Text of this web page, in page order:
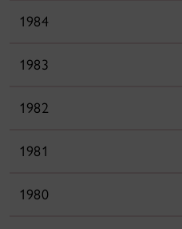
1984
1983
1982
1981
1980